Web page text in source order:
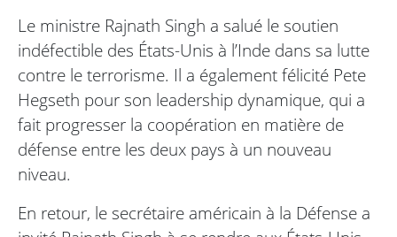
Le ministre Rajnath Singh a salué le soutien
indéfectible des États-Unis à l’Inde dans sa lutte
contre le terrorisme. Il a également félicité Pete
Hegseth pour son leadership dynamique, qui a
fait progresser la coopération en matière de
défense entre les deux pays à un nouveau
niveau.
En retour, le secrétaire américain à la Défense a